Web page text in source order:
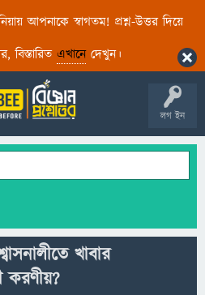
আপনাকে স্বাগতম! প্রশ্ন-উত্তর দিয়ে
বিস্তারিত এখানেদেখুন।
লগ ইন
খাবার